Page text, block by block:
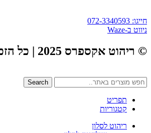
חייגו: 072-3340593
ניווט ב-Waze
© ריהוט אקספרס 2025 | כל הזכויות שמורות
Search
תפריט
קטגוריות
ריהוט לסלון